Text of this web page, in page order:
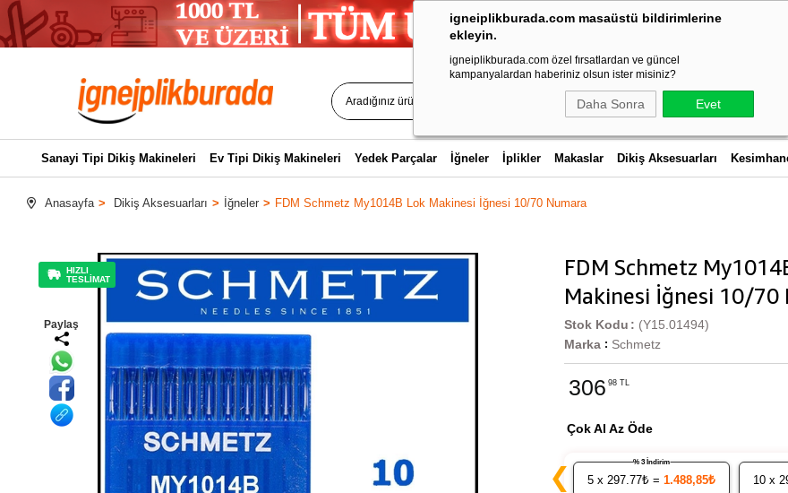
igneiplikburada.com masaüstü bildirimlerine
ekleyin.
igneiplikburada.com özel fırsatlardan ve güncel
kampanyalardan haberiniz olsun ister misiniz?
Daha Sonra Evet
Sanayi Tipi Dikiş Makineleri Ev Tipi Dikiş Makineleri Yedek Parçalar İğneler İplikler Makaslar Dikiş Aksesuarları
Anasayfa Dikiş Aksesuarları İğneler FDM Schmetz My1014B Lok Makinesi İğnesi 10/70 Numara
HIZLI
TESLİMAT
Paylaş
FDM Schmetz
Makinesi İğnesi 10/70
(Y15.01494)
Stok Kodu
Marka : Schmetz
306 98 TL
Çok Al Az Öde
❮ 5 x 297.77₺ = 1.488,85₺
% 3 İndirim
10 x